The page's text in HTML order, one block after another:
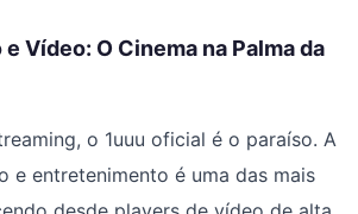
Vídeo: O Cinema na Palma da
o 1uuu oficial é o paraíso. A
e entretenimento é uma das mais